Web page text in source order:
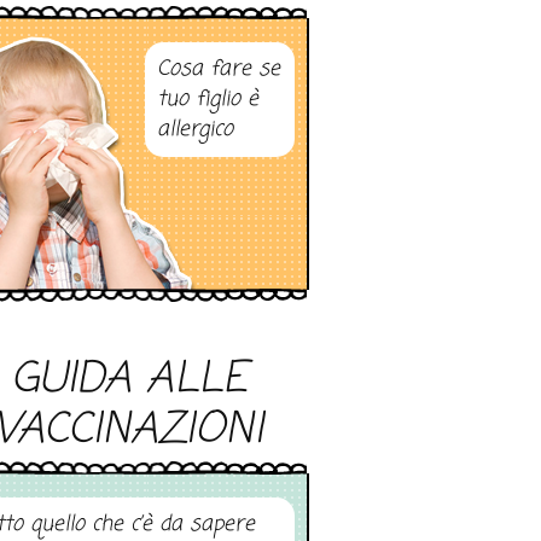
Cosa fare se
tuo figlio è
allergico
GUIDA ALLE
quello che c’è da sapere